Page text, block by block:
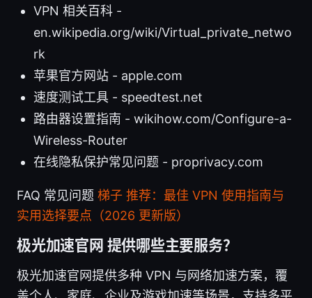
VPN 相关百科 -
en.wikipedia.org/wiki/Virtual_private_netwo
rk
苹果官方网站 - apple.com
速度测试工具 - speedtest.net
路由器设置指南 - wikihow.com/Configure-a-
Wireless-Router
在线隐私保护常见问题 - proprivacy.com
FAQ 常见问题 梯子 推荐：最佳 VPN 使用指南与
实用选择要点（2026 更新版）
极光加速官网 提供哪些主要服务？
极光加速官网提供多种 VPN 与网络加速方案，覆